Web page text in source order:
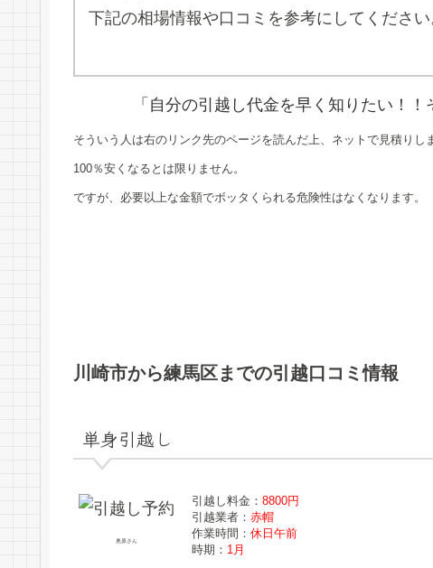
下記の相場情報や口コミを参考にしてください
「自分の引越し代金を早く知りたい！！
そういう人は右のリンク先のページを読んだ上、ネットで見積りし
100％安くなるとは限りません。
ですが、必要以上な金額でボッタくられる危険性はなくなります。
川崎市から練馬区までの引越口コミ情報
単身引越し
奥原さん
引越し料金： 8800円
引越業者： 赤帽
作業時間： 休日午前
時期： 1月